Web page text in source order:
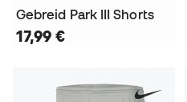
Gebreid Park III Shorts
17,99 €